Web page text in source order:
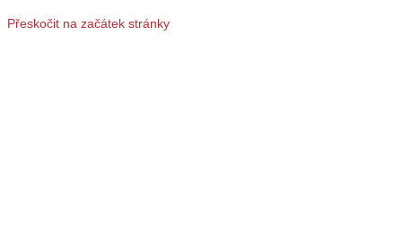
Přeskočit na začátek stránky